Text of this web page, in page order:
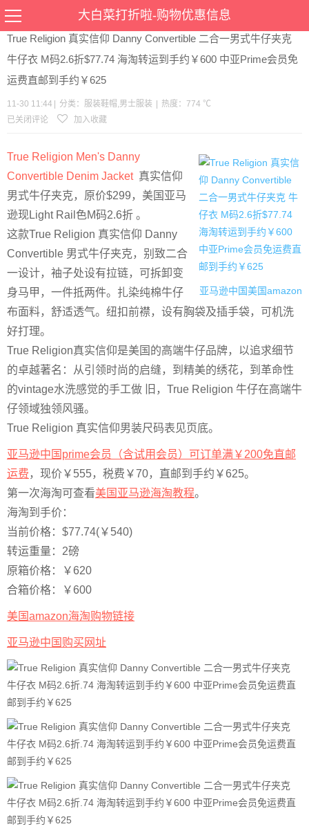
大白菜打折啦-购物优惠信息
当前位置： 优惠>服装鞋帽男士服装>文章详情
True Religion 真实信仰 Danny Convertible 二合一男式牛仔夹克
牛仔衣 M码2.6折$77.74 海淘转运到手约￥600 中亚Prime会员免
运费直邮到手约￥625
11-30 11:44 分类： 服装鞋帽,男士服装
热度：774 ℃
已关闭评论
加入收藏
亚马逊中国美国amazon
True Religion Men's Danny
Convertible Denim Jacket 真实信仰
男式牛仔夹克，原价$299，美国亚马
逊现Light Rail色M码2.6折 。
这款True Religion 真实信仰 Danny
Convertible 男式牛仔夹克，别致二合
一设计，袖子处设有拉链，可拆卸变
身马甲，一件抵两件。扎染纯棉牛仔
布面料，舒适透气。纽扣前襟，设有胸袋及插手袋，可机洗
好打理。
True Religion真实信仰是美国的高端牛仔品牌，以追求细节
的卓越著名：从引领时尚的启缝，到精美的绣花，到革命性
的vintage水洗感觉的手工做 旧，True Religion 牛仔在高端牛
仔领域独领风骚。
True Religion 真实信仰男装尺码表见页底。
亚马逊中国prime会员（含试用会员）可订单满￥200免直邮
运费 ，现价￥555，税费￥70，直邮到手约￥625。
第一次海淘可查看美国亚马逊海淘教程。
海淘到手价：
当前价格：$77.74(￥540)
转运重量：2磅
原箱价格：￥620
合箱价格：￥600
美国amazon海淘购物链接
亚马逊中国购买网址